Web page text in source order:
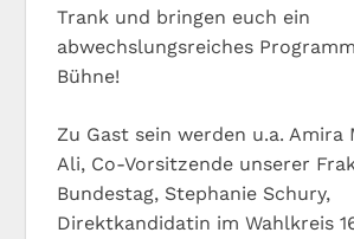
Trank und bringen euch ein
abwechslungsreiches
Bühne!
Zu Gast sein werden u.a. Amira
Ali, Co-Vorsitzende unserer
Bundestag, Stephanie Schury,
Direktkandidatin im Wahlkreis